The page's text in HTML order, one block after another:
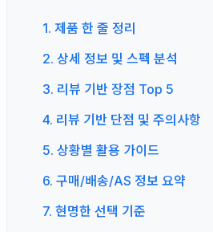
1. 제품 한 줄 정리
2. 상세 정보 및 스펙 분석
3. 리뷰 기반 장점 Top 5
4. 리뷰 기반 단점 및 주의사항
5. 상황별 활용 가이드
6. 구매/배송/AS 정보 요약
7. 현명한 선택 기준